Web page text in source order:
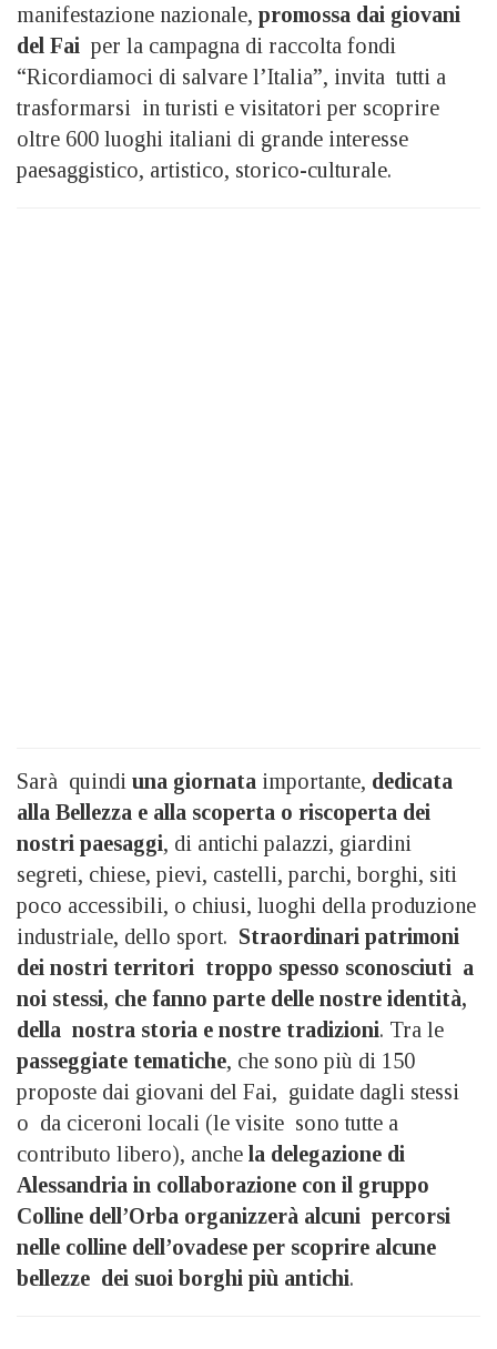
manifestazione nazionale, promossa dai giovani
del Fai per la campagna di raccolta fondi
“Ricordiamoci di salvare l’Italia”, invita tutti a
trasformarsi in turisti e visitatori per scoprire
oltre 600 luoghi italiani di grande interesse
paesaggistico, artistico, storico-culturale.
Sarà quindi una giornata importante, dedicata
alla Bellezza e alla scoperta o riscoperta dei
nostri paesaggi, di antichi palazzi, giardini
segreti, chiese, pievi, castelli, parchi, borghi, siti
poco accessibili, o chiusi, luoghi della produzione
industriale, dello sport. Straordinari patrimoni
dei nostri territori troppo spesso sconosciuti a
noi stessi, che fanno parte delle nostre identità,
della nostra storia e nostre tradizioni. Tra le
passeggiate tematiche, che sono più di 150
proposte dai giovani del Fai, guidate dagli stessi
o da ciceroni locali (le visite sono tutte a
contributo libero), anche la delegazione di
Alessandria in collaborazione con il gruppo
Colline dell’Orba organizzerà alcuni percorsi
nelle colline dell’ovadese per scoprire alcune
bellezze dei suoi borghi più antichi.